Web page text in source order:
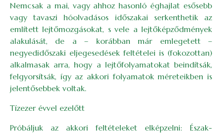
Nemcsak a mai, vagy ahhoz hasonló éghajlat esősebb
vagy tavaszi hóolvadásos időszakai serkenthetik az
említett lejtőmozgásokat, s vele a lejtőképződmények
alakulását, de a – korábban már emlegetett –
negyedidőszaki eljegesedések feltételei is (fokozottan)
alkalmasak arra, hogy a lejtőfolyamatokat beindítsák,
felgyorsítsák, így az akkori folyamatok méreteikben is
jelentősebbek voltak.
Tízezer évvel ezelőtt
Próbáljuk az akkori feltételeket elképzelni: Észak-